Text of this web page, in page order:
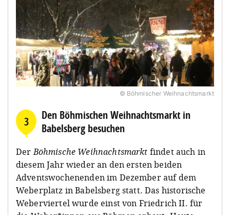
© Böhmischer Weihnachtsmarkt
3
Den Böhmischen Weihnachtsmarkt in
Babelsberg besuchen
DerBöhmische Weihnachtsmarkt findet auch in
diesem Jahr wieder an den ersten beiden
Adventswochenenden im Dezember auf dem
Weberplatz in Babelsberg statt. Das historische
Weberviertel wurde einst von Friedrich II. für